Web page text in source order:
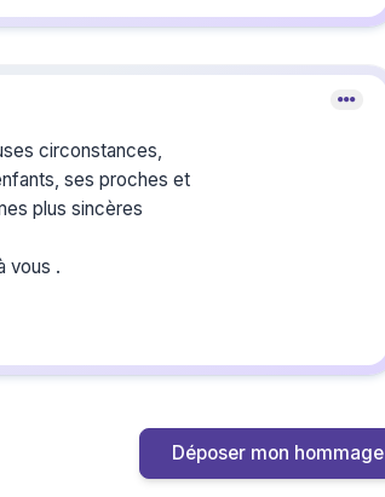
circonstances,
ses proches et
plus sincères
vous .
Déposer mon hommage